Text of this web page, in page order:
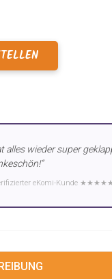
alles wieder super
eKomi-Kunde